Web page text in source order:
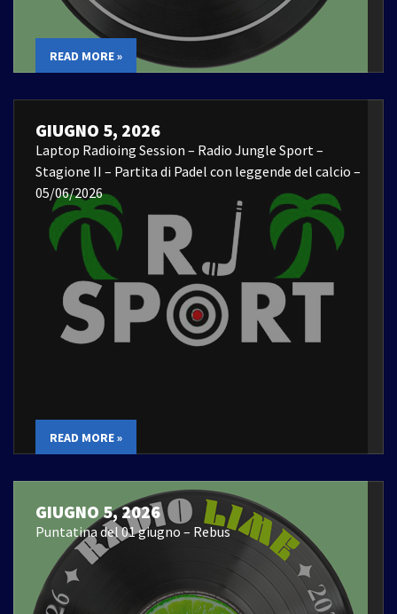
READ MORE »
GIUGNO 5, 2026
Laptop Radioing Session – Radio Jungle Sport –
Stagione II – Partita di Padel con leggende del calcio –
05/06/2026
READ MORE »
GIUGNO 5, 2026
Puntatina del 01 giugno – Rebus